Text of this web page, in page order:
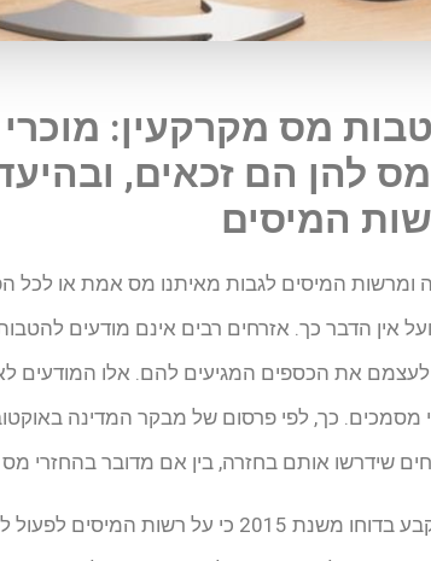
מס מקרקעין:
להן הם זכאים,
המיסים
ומרשות המיסים לגבות מאיתנו מס אמת או
אין הדבר כך. אזרחים רבים אינם מודעים
לעצמם את הכספים המגיעים להם. אלו המודעים
שידרשו אותם בחזרה, בין אם מדובר בהחזרי
בעוד מבקר המדינה קבע בדוחו משנת 2015